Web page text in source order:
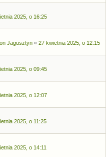
2025, o 16:25
Jagusztyn « 27 kwietnia 2025, o 12:15
2025, o 09:45
2025, o 12:07
2025, o 11:25
2025, o 14:11